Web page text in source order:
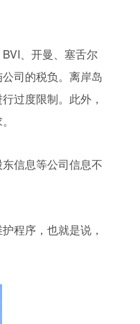
、开曼、塞舌尔
司的税负。离岸岛
过度限制。此外，
信息等公司信息不
程序，也就是说，